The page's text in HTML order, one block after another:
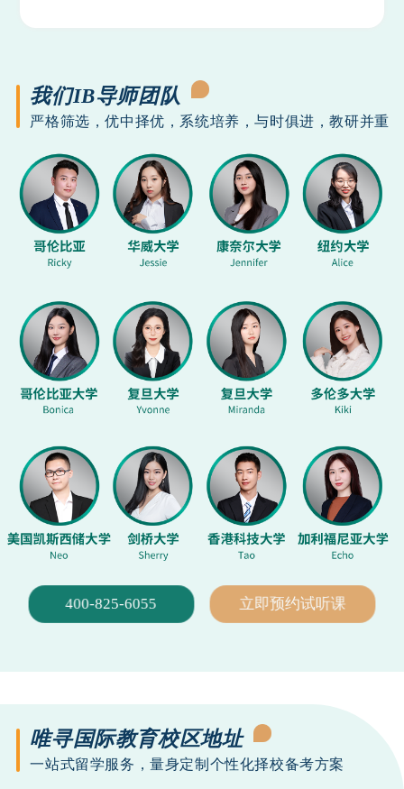
我们IB导师团队
严格筛选，优中择优，系统培养，与时俱进，教研并重
400-825-6055 立即预约试听课
唯寻国际教育校区地址
一站式留学服务，量身定制个性化择校备考方案